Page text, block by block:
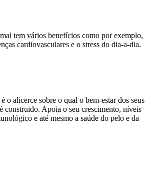
tem vários benefícios como por exemplo,
cardiovasculares e o stress do dia-a-dia.
o alicerce sobre o qual o bem-estar dos seus
construido. Apoia o seu crescimento, níveis
e até mesmo a saúde do pelo e da